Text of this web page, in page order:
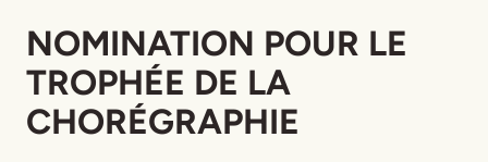
NOMINATION POUR LE
TROPHÉE DE LA
CHORÉGRAPHIE